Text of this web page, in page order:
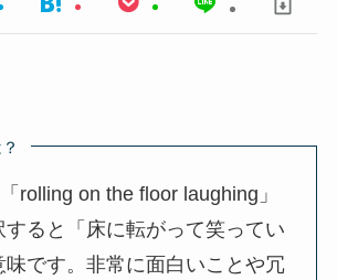
rolling on the floor laughing」
すると「床に転がって笑ってい
味です。非常に面白いことや冗